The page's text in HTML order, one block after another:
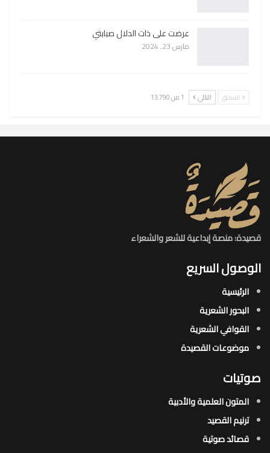
عرضت على ذات الدلال صبابتي
مارس 23, 2024
السابق التالي 1 من 13٬790
قصيدة: منصة إبداعية للشعر والشعراء
الوصول السريع
الرئيسية
البحور الشعرية​
القوافي الشعرية​
موضوعات القصيدة​
صوتيات
المتون العلمية والأدبية
ترنيم القصيد
قصائد صوتية